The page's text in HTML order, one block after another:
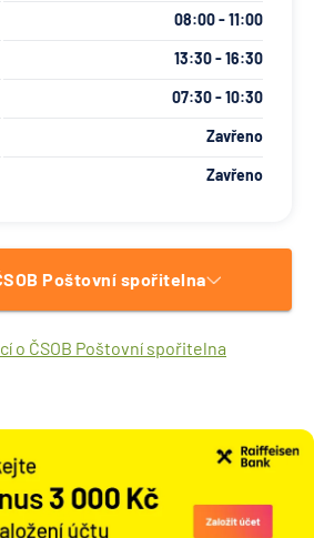
08:00 - 11:00
13:30 - 16:30
07:30 - 10:30
Zavřeno
Zavřeno
Poštovní spořitelna
o ČSOB Poštovní spořitelna